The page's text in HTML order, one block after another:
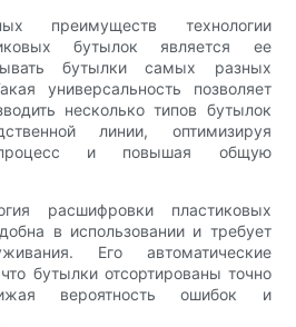
преимуществ технологии
бутылок является ее
бутылки самых разных
универсальность позволяет
несколько типов бутылок
линии, оптимизируя
процесс и повышая общую
расшифровки пластиковых
в использовании и требует
Его автоматические
бутылки отсортированы точно
вероятность ошибок и